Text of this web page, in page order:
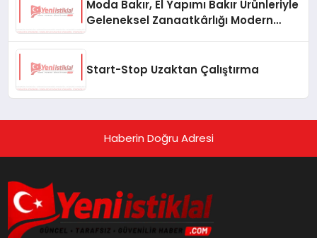
Moda Bakır, El Yapımı Bakır Ürünleriyle
Geleneksel Zanaatkârlığı Modern
Start-Stop Uzaktan Çalıştırma
Haberin Doğru Adresi